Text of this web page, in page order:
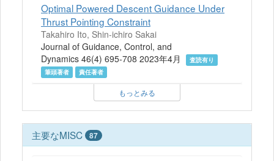
Optimal Powered Descent Guidance Under
Thrust Pointing Constraint
Takahiro Ito, Shin-ichiro Sakai
Journal of Guidance, Control, and
Dynamics 46(4) 695-708 2023年4月
査読有り
筆頭著者
責任著者
もっとみる
主要なMISC 87